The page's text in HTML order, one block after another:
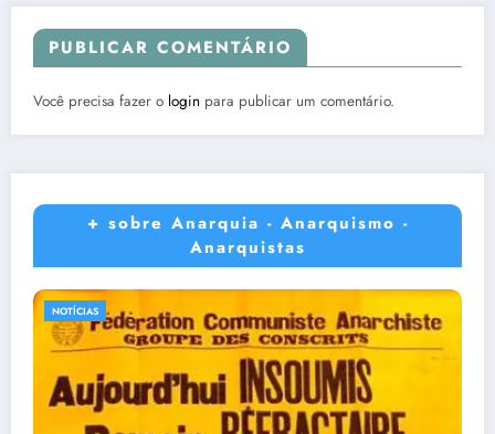
PUBLICAR COMENTÁRIO
Você precisa fazer o login para publicar um comentário.
+ sobre Anarquia - Anarquismo -
Anarquistas
NOTÍCIAS